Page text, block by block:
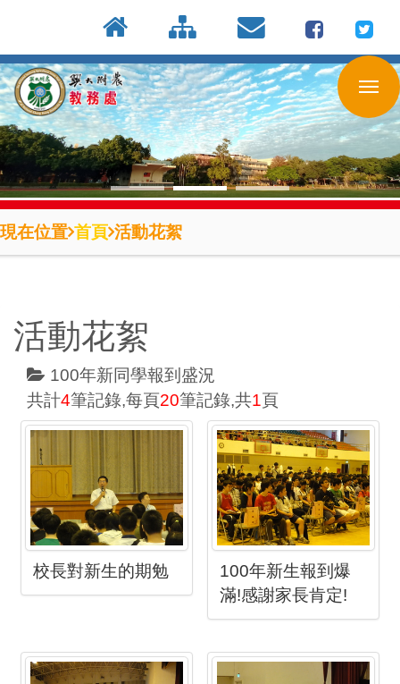
到
主
要
內
容
區
現在位置 首頁 活動花絮
活動花絮
100年新同學報到盛況
共計4筆記錄,每頁20筆記錄,共1頁
校長對新生的期勉
100年新生報到爆
滿!感謝家長肯定!